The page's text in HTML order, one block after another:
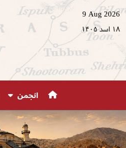
9 Aug 2026
۱۸ اسد ۱۴۰۵
انجمن